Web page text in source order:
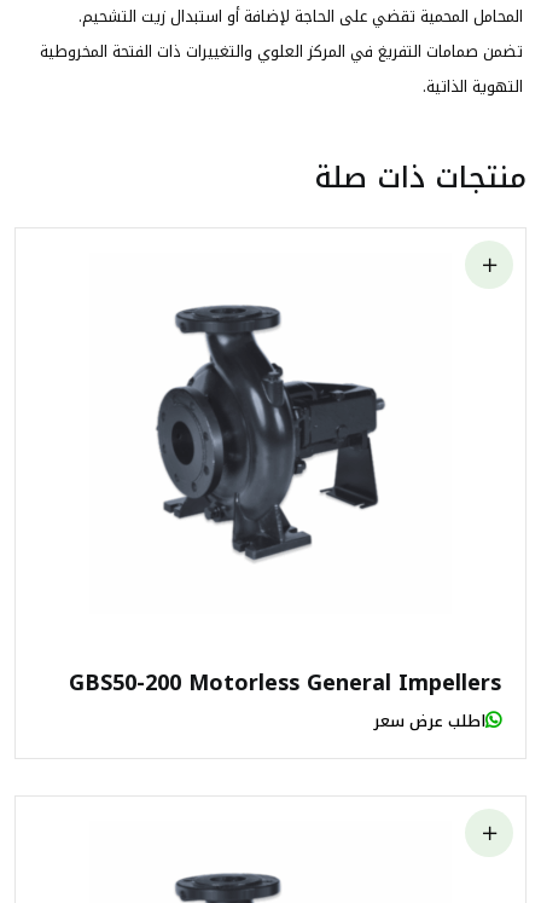
المحامل المحمية تقضي على الحاجة لإضافة أو استبدال زيت التشحيم.
تضمن صمامات التفريغ في المركز العلوي والتغييرات ذات الفتحة المخروطية
التهوية الذاتية.
منتجات ذات صلة
GBS50-200 Motorless General Impellers
اطلب عرض سعر